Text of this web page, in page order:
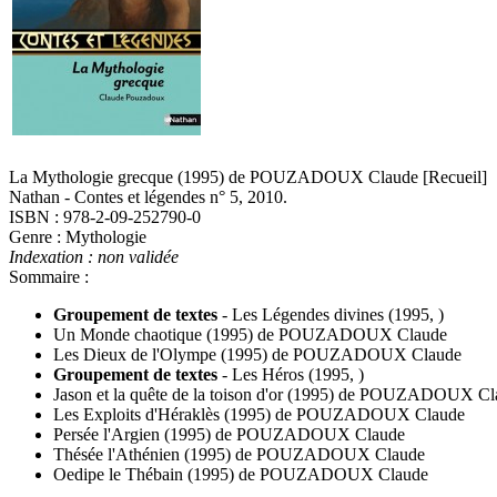
La Mythologie grecque (1995) de POUZADOUX Claude [Recueil]
Nathan - Contes et légendes n° 5, 2010.
ISBN : 978-2-09-252790-0
Genre : Mythologie
Indexation : non validée
Sommaire :
Groupement de textes - Les Légendes divines (1995, )
Un Monde chaotique (1995) de POUZADOUX Claude
Les Dieux de l'Olympe (1995) de POUZADOUX Claude
Groupement de textes - Les Héros (1995, )
Jason et la quête de la toison d'or (1995) de POUZADOUX
Les Exploits d'Héraklès (1995) de POUZADOUX Claude
Persée l'Argien (1995) de POUZADOUX Claude
Thésée l'Athénien (1995) de POUZADOUX Claude
Oedipe le Thébain (1995) de POUZADOUX Claude